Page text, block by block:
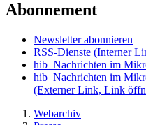
Abonnement
Newsletter abonnieren
RSS-Dienste (Interner
hib_Nachrichten im
hib_Nachrichten im
(Externer Link, Link
Webarchiv